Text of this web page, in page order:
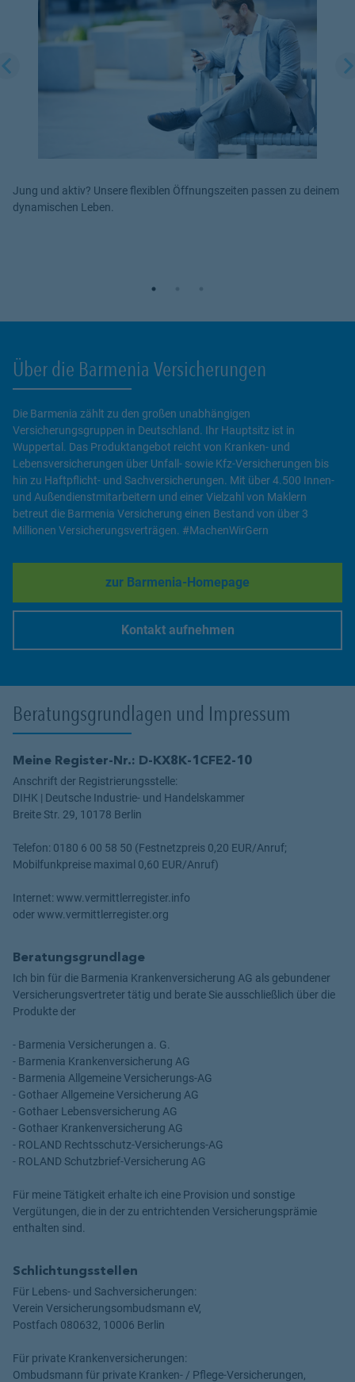
Wir benötigen Ihre Zustimmung,
um den YouTube Video-Service
zu laden!
Wir verwenden einen Service eines
Drittanbieters, um Videoinhalte einzubetten.
Dieser Service kann Daten zu Ihren
Aktivitäten sammeln. Bitte lesen Sie die
Details durch und stimmen Sie der Nutzung
des Service zu, um dieses Video anzusehen.
Mehr Informationen
Jung und aktiv? Unsere flexiblen Öffnungszeiten passen zu deinem
dynamischen Leben.
Über die Barmenia Versicherungen
Die Barmenia zählt zu den großen unabhängigen
Versicherungsgruppen in Deutschland. Ihr Hauptsitz ist in
Wuppertal. Das Produktangebot reicht von Kranken- und
Lebensversicherungen über Unfall- sowie Kfz-Versicherungen bis
hin zu Haftpflicht- und Sachversicherungen. Mit über 4.500 Innen-
und Außendienstmitarbeitern und einer Vielzahl von Maklern
betreut die Barmenia Versicherung einen Bestand von über 3
Millionen Versicherungsverträgen. #MachenWirGern
zur Barmenia-Homepage
Link Opens in New Tab
Kontakt aufnehmen
Beratungsgrundlagen und Impressum
Meine Register-Nr.: D-KX8K-1CFE2-10
Anschrift der Registrierungsstelle:
DIHK | Deutsche Industrie- und Handelskammer
Breite Str. 29, 10178 Berlin
Telefon: 0180 6 00 58 50 (Festnetzpreis 0,20 EUR/Anruf;
Mobilfunkpreise maximal 0,60 EUR/Anruf)
Internet: www.vermittlerregister.info
oder www.vermittlerregister.org
Beratungsgrundlage
Ich bin für die Barmenia Krankenversicherung AG als gebundener
Versicherungsvertreter tätig und berate Sie ausschließlich über die
Produkte der
- Barmenia Versicherungen a. G.
- Barmenia Krankenversicherung AG
- Barmenia Allgemeine Versicherungs-AG
- Gothaer Allgemeine Versicherung AG
- Gothaer Lebensversicherung AG
- Gothaer Krankenversicherung AG
- ROLAND Rechtsschutz-Versicherungs-AG
- ROLAND Schutzbrief-Versicherung AG
Für meine Tätigkeit erhalte ich eine Provision und sonstige
Vergütungen, die in der zu entrichtenden Versicherungsprämie
enthalten sind.
Schlichtungsstellen
Für Lebens- und Sachversicherungen:
Verein Versicherungsombudsmann eV,
Postfach 080632, 10006 Berlin
Für private Krankenversicherungen:
Ombudsmann für private Kranken- / Pflege-Versicherungen,